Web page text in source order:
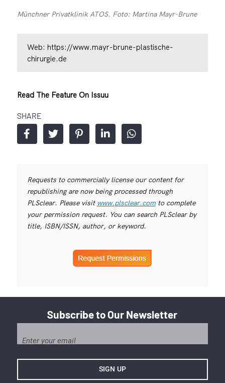
Münchner Privatklinik ATOS. Foto: Martina Mayr-Brune
Web: https://www.mayr-brune-plastische-
chirurgie.de
Read The Feature On Issuu
SHARE
Requests to commercially license our content for
republishing are now being processed through
PLSclear. Please visit www.plsclear.comto complete
your permission request. You can search PLSclear by
title, ISBN/ISSN, author, or keyword.
Subscribe to Our Newsletter